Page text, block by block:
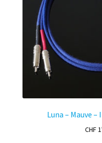
Luna – Mauve
CHF